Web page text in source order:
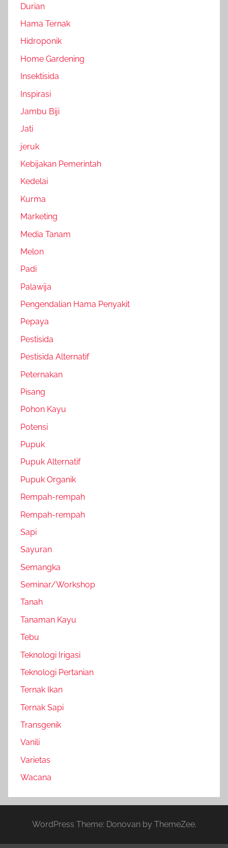
Durian
Hama Ternak
Hidroponik
Home Gardening
Insektisida
Inspirasi
Jambu Biji
Jati
jeruk
Kebijakan Pemerintah
Kedelai
Kurma
Marketing
Media Tanam
Melon
Padi
Palawija
Pengendalian Hama Penyakit
Pepaya
Pestisida
Pestisida Alternatif
Peternakan
Pisang
Pohon Kayu
Potensi
Pupuk
Pupuk Alternatif
Pupuk Organik
Rempah-rempah
Rempah-rempah
Sapi
Sayuran
Semangka
Seminar/Workshop
Tanah
Tanaman Kayu
Tebu
Teknologi Irigasi
Teknologi Pertanian
Ternak Ikan
Ternak Sapi
Transgenik
Vanili
Varietas
Wacana
WordPress Theme: Donovan by ThemeZee.